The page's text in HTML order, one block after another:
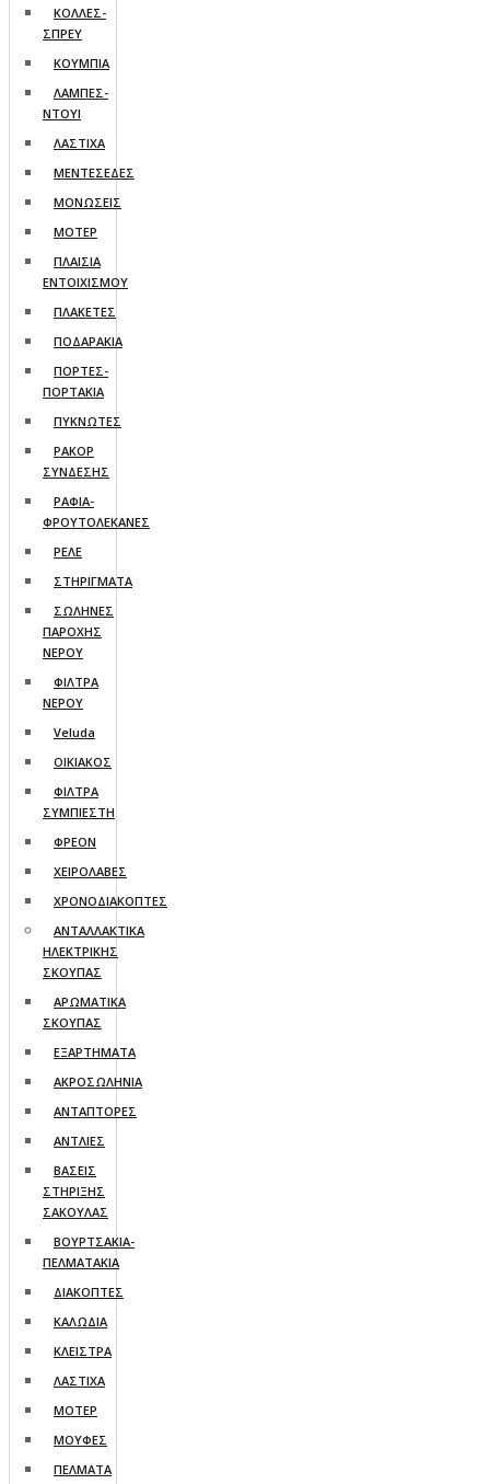
ΚΟΛΛΕΣ-
ΣΠΡΕΥ
ΚΟΥΜΠΙΑ
ΛΑΜΠΕΣ-
ΝΤΟΥΙ
ΛΑΣΤΙΧΑ
ΜΕΝΤΕΣΕΔΕΣ
ΜΟΝΩΣΕΙΣ
ΜΟΤΕΡ
ΠΛΑΙΣΙΑ
ΕΝΤΟΙΧΙΣΜΟΥ
ΠΛΑΚΕΤΕΣ
ΠΟΔΑΡΑΚΙΑ
ΠΟΡΤΕΣ-
ΠΟΡΤΑΚΙΑ
ΠΥΚΝΩΤΕΣ
ΡΑΚΟΡ
ΣΥΝΔΕΣΗΣ
ΡΑΦΙΑ-
ΦΡΟΥΤΟΛΕΚΑΝΕΣ
ΡΕΛΕ
ΣΤΗΡΙΓΜΑΤΑ
ΣΩΛΗΝΕΣ
ΠΑΡΟΧΗΣ
ΝΕΡΟΥ
ΦΙΛΤΡΑ
ΝΕΡΟΥ
Veluda
ΟΙΚΙΑΚΟΣ
ΦΙΛΤΡΑ
ΣΥΜΠΙΕΣΤΗ
ΦΡΕΟΝ
ΧΕΙΡΟΛΑΒΕΣ
ΧΡΟΝΟΔΙΑΚΟΠΤΕΣ
ΑΝΤΑΛΛΑΚΤΙΚΑ
ΗΛΕΚΤΡΙΚΗΣ
ΣΚΟΥΠΑΣ
ΑΡΩΜΑΤΙΚΑ
ΣΚΟΥΠΑΣ
ΕΞΑΡΤΗΜΑΤΑ
ΑΚΡΟΣΩΛΗΝΙΑ
ΑΝΤΑΠΤΟΡΕΣ
ΑΝΤΛΙΕΣ
ΒΑΣΕΙΣ
ΣΤΗΡΙΞΗΣ
ΣΑΚΟΥΛΑΣ
ΒΟΥΡΤΣΑΚΙΑ-
ΠΕΛΜΑΤΑΚΙA
ΔΙΑΚΟΠΤΕΣ
ΚΑΛΩΔΙΑ
ΚΛΕΙΣΤΡΑ
ΛΑΣΤΙΧΑ
ΜΟΤΕΡ
ΜΟΥΦΕΣ
ΠΕΛΜΑΤΑ